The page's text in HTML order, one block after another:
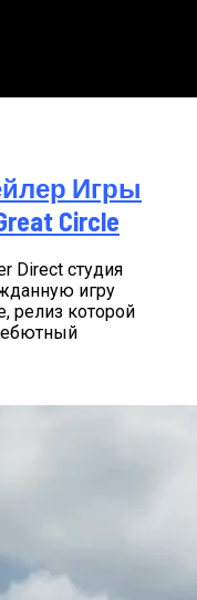
Игры
Circle
Direct студия
игру
релиз которой